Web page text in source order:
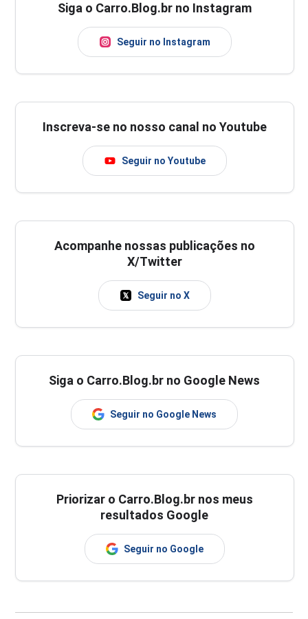
Siga o Carro.Blog.br no Instagram
Seguir no Instagram
Inscreva-se no nosso canal no Youtube
Seguir no Youtube
Acompanhe nossas publicações no
X/Twitter
Seguir no X
Siga o Carro.Blog.br no Google News
Seguir no Google News
Priorizar o Carro.Blog.br nos meus
resultados Google
Seguir no Google